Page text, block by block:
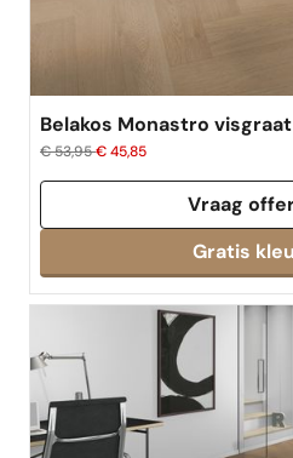
Belakos Monastro
€ 53,95€ 45,85
Vraag